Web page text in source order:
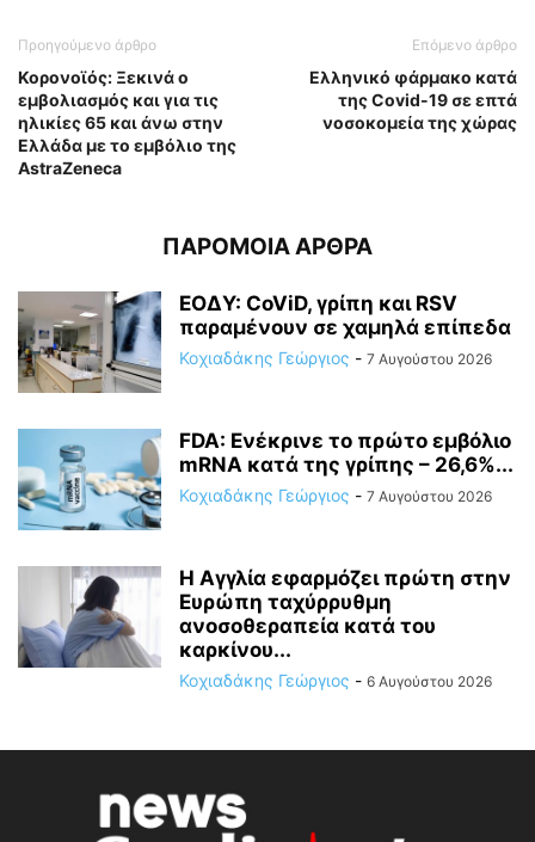
Προηγούμενο άρθρο
Κορονοϊός: Ξεκινά ο
εμβολιασμός και για τις
ηλικίες 65 και άνω στην
Ελλάδα με το εμβόλιο της
AstraZeneca
Επόμενο άρθρο
Ελληνικό φάρμακο κατά
της Covid-19 σε επτά
νοσοκομεία της χώρας
ΠΑΡΟΜΟΙΑ ΑΡΘΡΑ
ΕΟΔΥ: CoViD, γρίπη και RSV
παραμένουν σε χαμηλά επίπεδα
Κοχιαδάκης Γεώργιος - 7 Αυγούστου 2026
FDA: Ενέκρινε το πρώτο εμβόλιο
mRNA κατά της γρίπης – 26,6%...
Κοχιαδάκης Γεώργιος - 7 Αυγούστου 2026
Η Αγγλία εφαρμόζει πρώτη στην
Ευρώπη ταχύρρυθμη
ανοσοθεραπεία κατά του
καρκίνου...
Κοχιαδάκης Γεώργιος - 6 Αυγούστου 2026